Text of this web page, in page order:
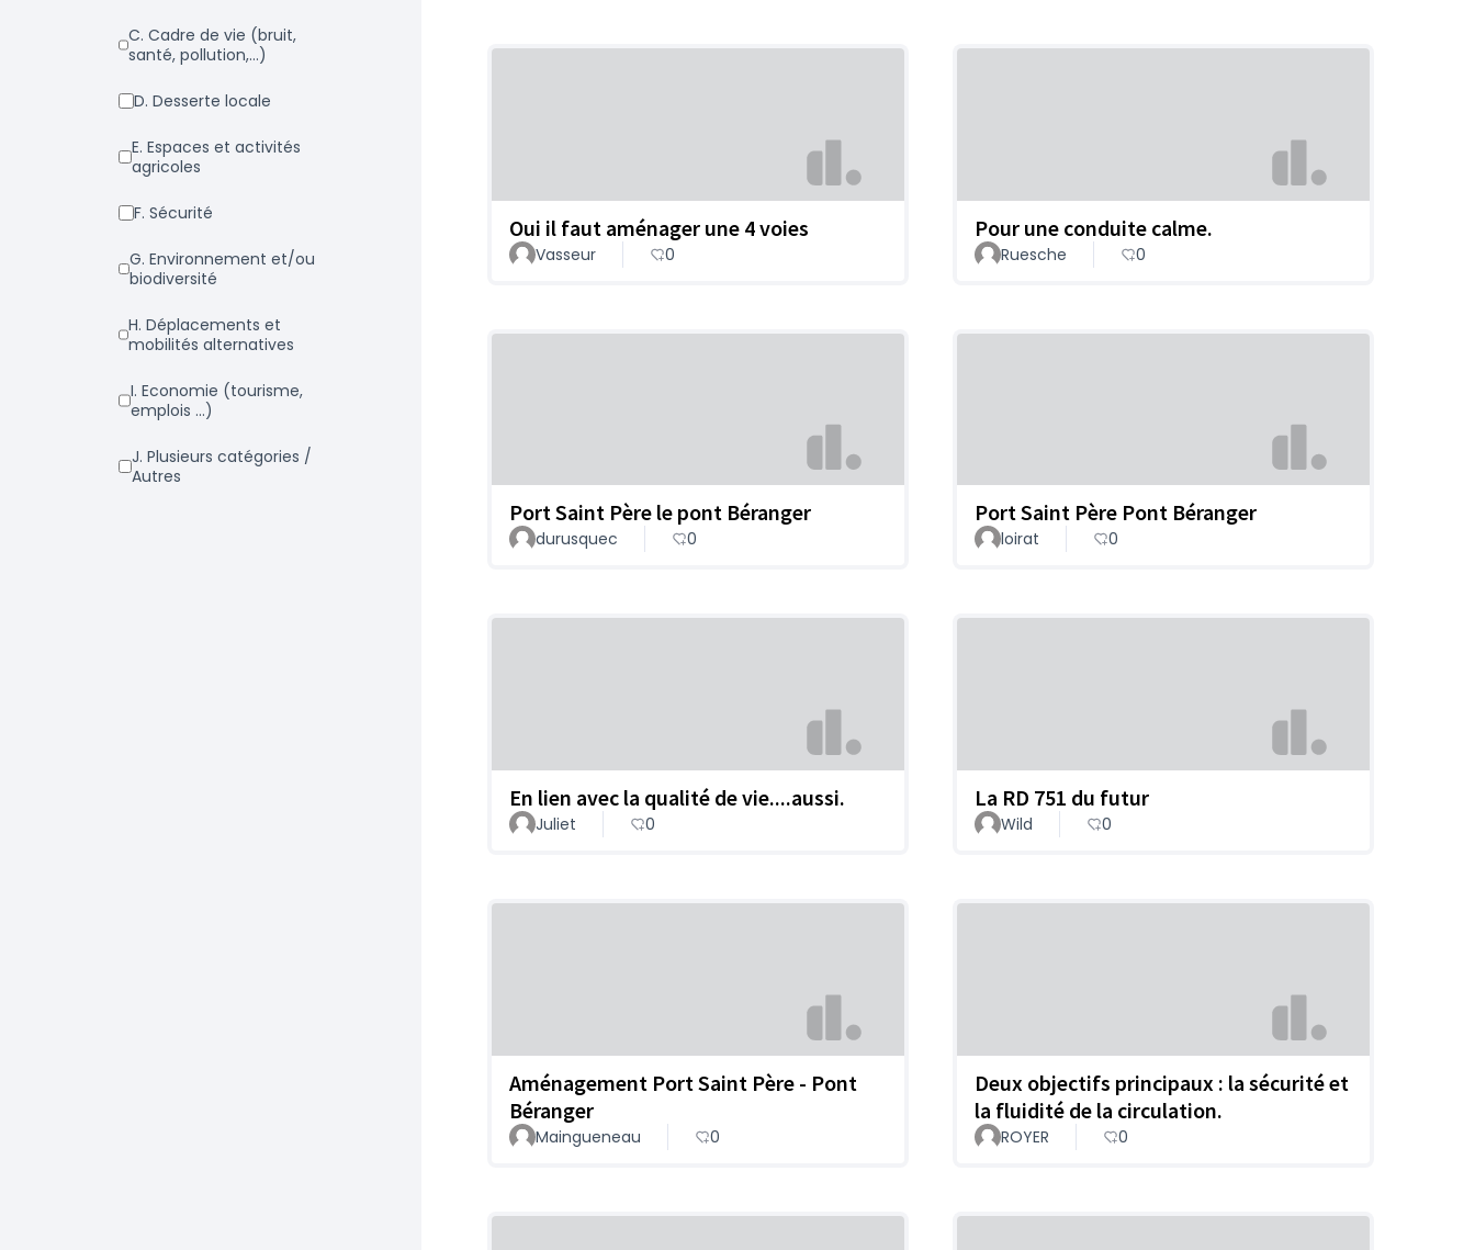
c. Cadre de vie (bruit,
santé, pollution,...)
d. Desserte locale
e. Espaces et activités
agricoles
f. Sécurité
g. Environnement et/ou
biodiversité
h. Déplacements et
mobilités alternatives
i. Economie (tourisme,
emplois ...)
j. Plusieurs catégories /
Autres
Oui il faut aménager une 4 voies
Vasseur 0
Pour une conduite calme.
Ruesche 0
Port Saint Père le pont Béranger
durusquec 0
Port Saint Père Pont Béranger
loirat 0
En lien avec la qualité de vie....aussi.
Juliet 0
La RD 751 du futur
Wild 0
Aménagement Port Saint Père - Pont
Béranger
Maingueneau 0
Deux objectifs principaux : la sécurité et
la fluidité de la circulation.
ROYER 0